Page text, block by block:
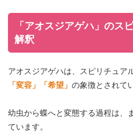
「アオスジアゲハ」のス
解釈
アオスジアゲハは、スピリチュア
「変容」
「希望」 の象徴とされて
幼虫から蝶へと変態する過程は、
ています。